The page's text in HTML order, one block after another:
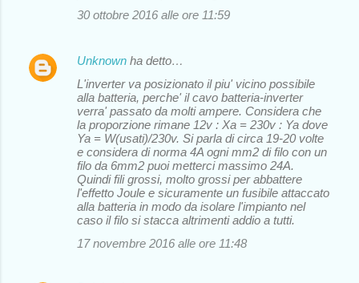
30 ottobre 2016 alle ore 11:59
Unknown ha detto…
L'inverter va posizionato il piu' vicino possibile
alla batteria, perche' il cavo batteria-inverter
verra' passato da molti ampere. Considera che
la proporzione rimane 12v : Xa = 230v : Ya dove
Ya = W(usati)/230v. Si parla di circa 19-20 volte
e considera di norma 4A ogni mm2 di filo con un
filo da 6mm2 puoi metterci massimo 24A.
Quindi fili grossi, molto grossi per abbattere
l'effetto Joule e sicuramente un fusibile attaccato
alla batteria in modo da isolare l'impianto nel
caso il filo si stacca altrimenti addio a tutti.
17 novembre 2016 alle ore 11:48